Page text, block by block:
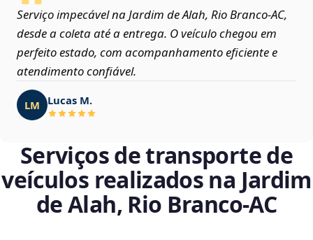
Serviço impecável na Jardim de Alah, Rio Branco‑AC,
desde a coleta até a entrega. O veículo chegou em
perfeito estado, com acompanhamento eficiente e
atendimento confiável.
LM Lucas M.
Serviços de transporte de
veículos realizados na Jardim
de Alah, Rio Branco‑AC